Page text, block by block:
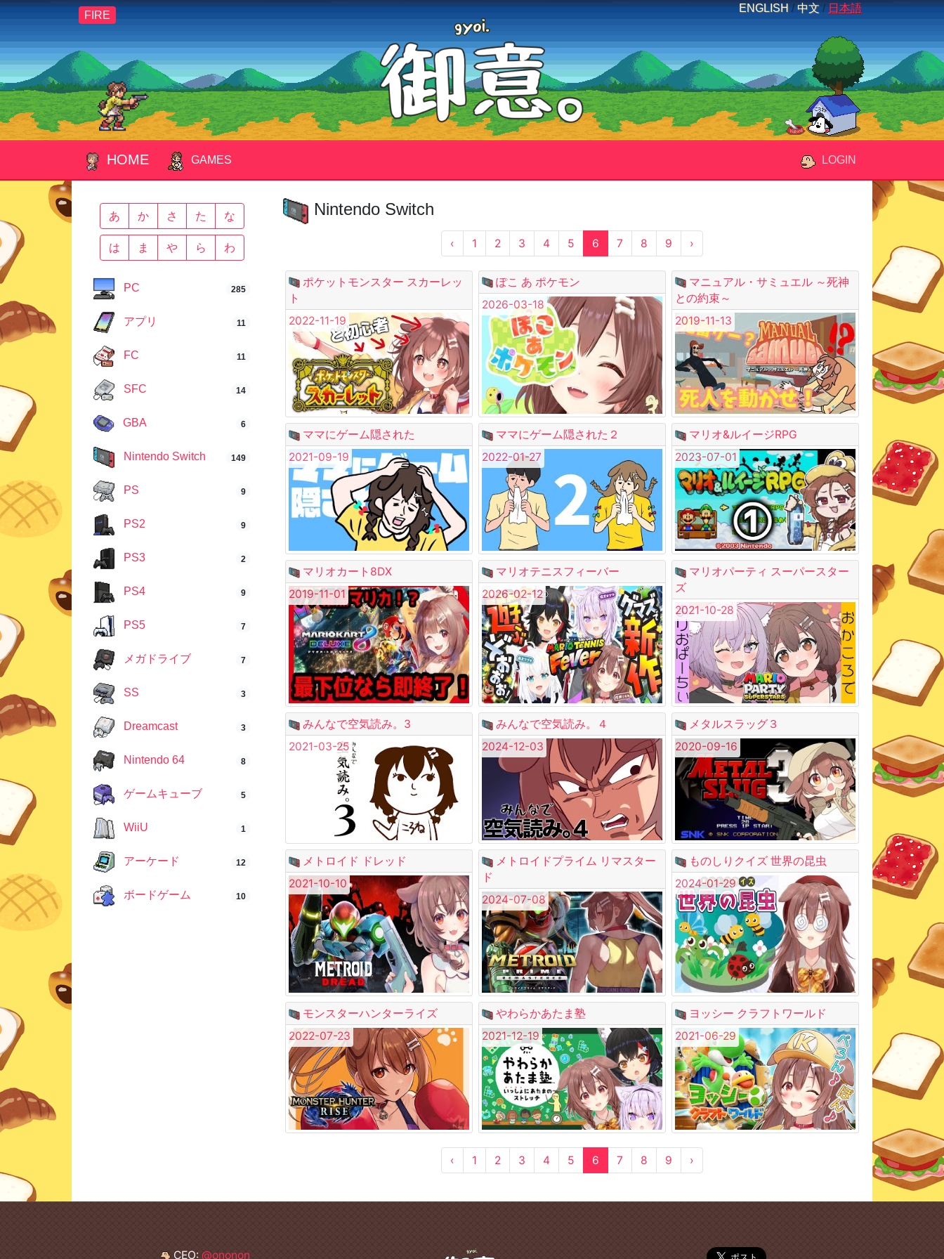
ENGLISH / 中文 / 日本語
FIRE
HOME GAMES LOGIN
あ か さ た な
は ま や ら わ
PC 285
アプリ 11
FC 11
SFC 14
GBA 6
Nintendo Switch 149
PS 9
PS2 9
PS3 2
PS4 9
PS5 7
メガドライブ 7
SS 3
Dreamcast 3
Nintendo 64 8
ゲームキューブ 5
WiiU 1
アーケード 12
ボードゲーム 10
Nintendo Switch
‹ 1 2 3 4 5 6 7 8 9 ›
ポケットモンスター スカーレッ
ト
2022-11-19
ぽこ あ ポケモン
2026-03-18
マニュアル・サミュエル ～死神
との約束～
2019-11-13
ママにゲーム隠された
2021-09-19
ママにゲーム隠された２
2022-01-27
マリオ&ルイージRPG
2023-07-01
マリオカート8DX
2019-11-01
マリオテニスフィーバー
2026-02-12
マリオパーティ スーパースター
ズ
2021-10-28
みんなで空気読み。3
2021-03-25
みんなで空気読み。４
2024-12-03
メタルスラッグ３
2020-09-16
メトロイド ドレッド
2021-10-10
メトロイドプライム リマスター
ド
2024-07-08
ものしりクイズ 世界の昆虫
2024-01-29
モンスターハンターライズ
2022-07-23
やわらかあたま塾
2021-12-19
ヨッシー クラフトワールド
2021-06-29
‹ 1 2 3 4 5 6 7 8 9 ›
CEO:@ononon